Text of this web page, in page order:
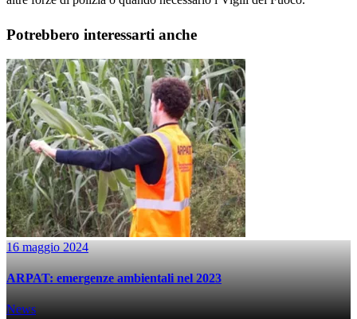
Potrebbero interessarti anche
16 maggio 2024
ARPAT: emergenze ambientali nel 2023
News